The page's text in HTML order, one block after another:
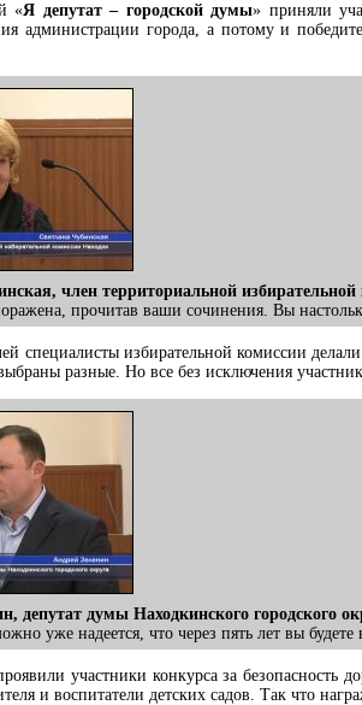
«Я депутат – городской думы» приняли
администрации города, а потому и
член территориальной
прочитав ваши сочинения. Вы
специалисты избирательной комиссии
разные. Но все без исключения
депутат думы Находкинского городского
уже надеется, что через пять лет вы
участники конкурса за
и воспитатели детских садов. Так что